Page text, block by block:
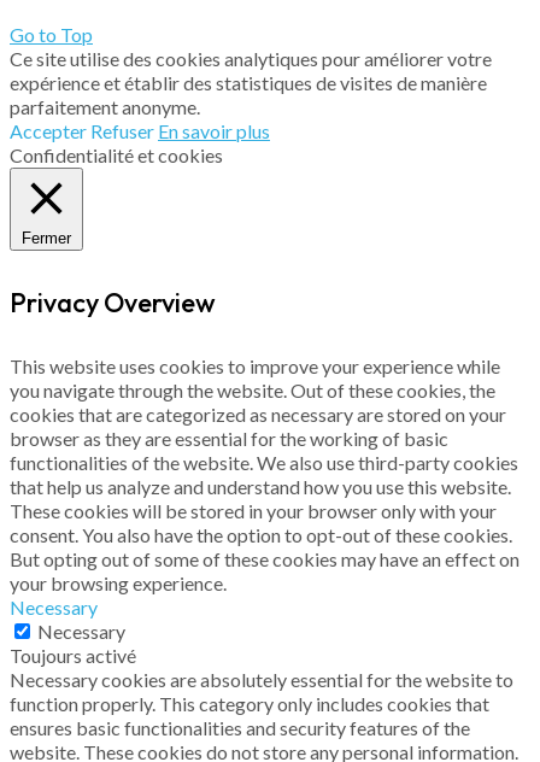
Go to Top
Ce site utilise des cookies analytiques pour améliorer votre
expérience et établir des statistiques de visites de manière
parfaitement anonyme.
Accepter Refuser En savoir plus
Confidentialité et cookies
Fermer
Privacy Overview
This website uses cookies to improve your experience while
you navigate through the website. Out of these cookies, the
cookies that are categorized as necessary are stored on your
browser as they are essential for the working of basic
functionalities of the website. We also use third-party cookies
that help us analyze and understand how you use this website.
These cookies will be stored in your browser only with your
consent. You also have the option to opt-out of these cookies.
But opting out of some of these cookies may have an effect on
your browsing experience.
Necessary
Necessary
Toujours activé
Necessary cookies are absolutely essential for the website to
function properly. This category only includes cookies that
ensures basic functionalities and security features of the
website. These cookies do not store any personal information.